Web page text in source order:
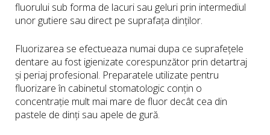
fluorului sub forma de lacuri sau geluri prin intermediul
unor gutiere sau direct pe suprafața dinților.
Fluorizarea se efectueaza numai dupa ce suprafețele
dentare au fost igienizate corespunzător prin detartraj
și periaj profesional. Preparatele utilizate pentru
fluorizare în cabinetul stomatologic conțin o
concentrație mult mai mare de fluor decât cea din
pastele de dinți sau apele de gură.